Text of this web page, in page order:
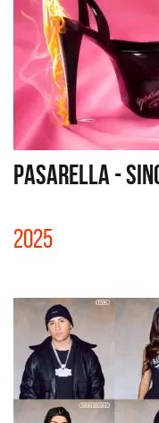
PASARELLA -
2025